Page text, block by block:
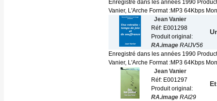
Enregistré dans les années 1990
Vanier, L'Arche Format :MP3 64Kbps
Jean Vanier
Réf: E001298
Produit original:
RA.image RAIJV56
Enregistré dans les années 1990
Vanier, L'Arche Format :MP3 64Kbps
Jean Vanier
Réf: E001297
Produit original:
RA.image RAI29